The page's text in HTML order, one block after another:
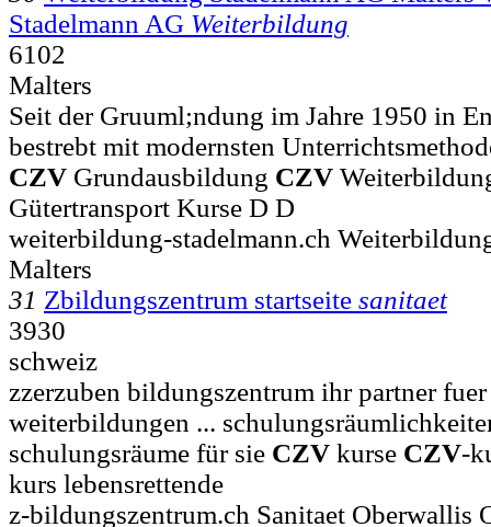
Stadelmann AG Weiterbildung
6102
Malters
Seit der Gruuml;ndung im Jahre 1950 in
bestrebt mit modernsten
CZV Grundausbildung CZV
Gütertransport Kurse D D
weiterbildung-stadelmann.ch
Malters
31 Zbildungszentrum startseite sanitaet
3930
schweiz
zzerzuben bildungszentrum ihr partner
weiterbildungen ...
schulungsräume für sie CZV kurse CZV-
kurs lebensrettende
z-bildungszentrum.ch Sanitaet Oberwallis